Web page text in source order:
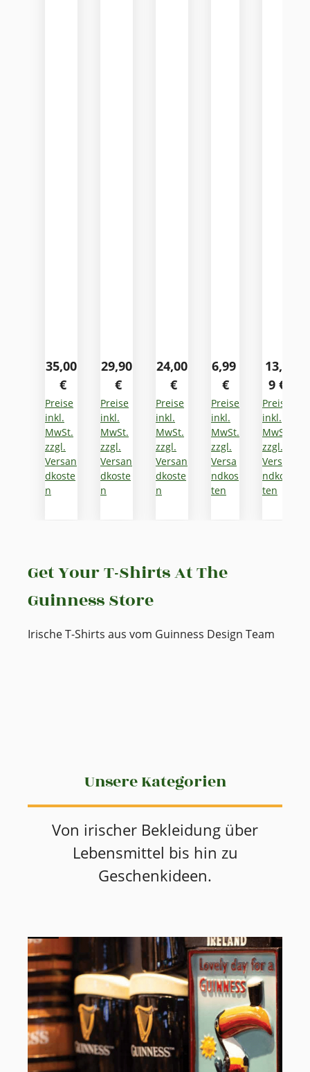
Regulärer Preis:
35,00
€
Preise
inkl.
MwSt.
zzgl.
Versan
dkoste
n
Regulärer Preis:
29,90
€
Preise
inkl.
MwSt.
zzgl.
Versan
dkoste
n
Regulärer Preis:
24,00
€
Preise
inkl.
MwSt.
zzgl.
Versan
dkoste
n
Regulärer Preis:
6,99
€
Preise
inkl.
MwSt.
zzgl.
Versa
ndkos
ten
13,9
9 €
Preise
inkl.
MwSt.
zzgl.
Versa
ndkos
ten
Get Your T-Shirts At The
Guinness Store
Irische T-Shirts aus vom Guinness Design Team
Unsere Kategorien
Von irischer Bekleidung über
Lebensmittel bis hin zu
Geschenkideen.